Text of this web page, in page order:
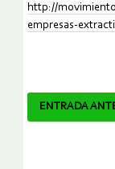
http://
empresas-
ENTRADA